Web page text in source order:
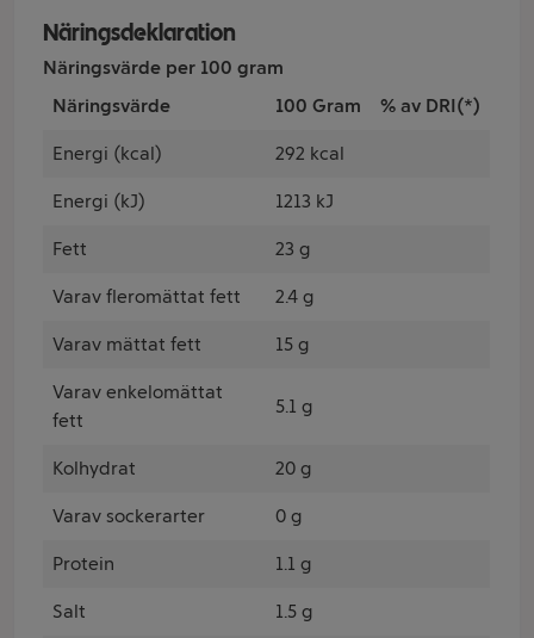
Näringsdeklaration
Näringsvärde per 100 gram
Näringsvärde
100 Gram % av DRI(*)
Energi (kcal) 292 kcal
Energi (kJ) 1213 kJ
Fett 23 g
Varav fleromättat fett 2.4 g
Varav mättat fett 15 g
Varav enkelomättat
fett
5.1 g
Kolhydrat 20 g
Varav sockerarter 0 g
Protein 1.1 g
Salt 1.5 g